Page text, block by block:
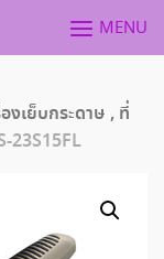
MENU
งเย็บกระดาษ , ที่
23S15FL